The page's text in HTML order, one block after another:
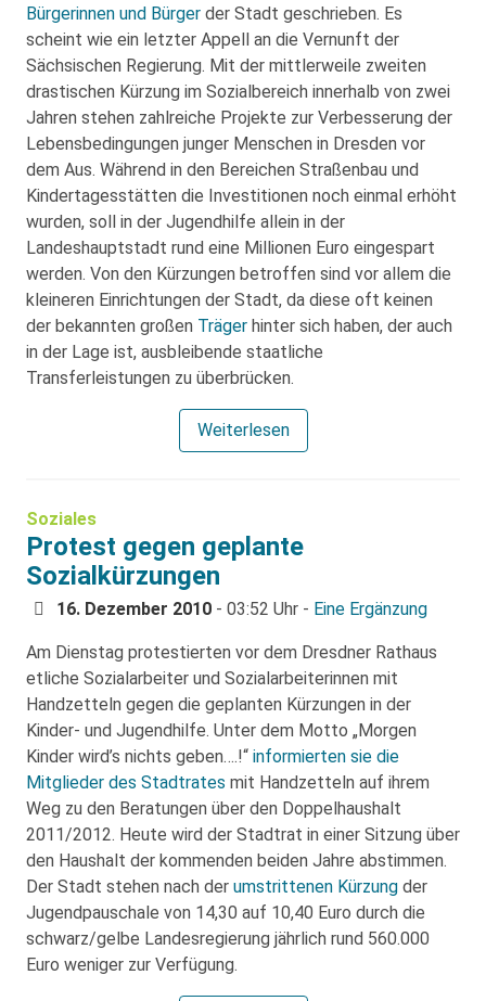
Bürgerinnen und Bürger der Stadt geschrieben. Es
scheint wie ein letzter Appell an die Vernunft der
Sächsischen Regierung. Mit der mittlerweile zweiten
drastischen Kürzung im Sozialbereich innerhalb von zwei
Jahren stehen zahlreiche Projekte zur Verbesserung der
Lebensbedingungen junger Menschen in Dresden vor
dem Aus. Während in den Bereichen Straßenbau und
Kindertagesstätten die Investitionen noch einmal erhöht
wurden, soll in der Jugendhilfe allein in der
Landeshauptstadt rund eine Millionen Euro eingespart
werden. Von den Kürzungen betroffen sind vor allem die
kleineren Einrichtungen der Stadt, da diese oft keinen
der bekannten großen Träger hinter sich haben, der auch
in der Lage ist, ausbleibende staatliche
Transferleistungen zu überbrücken.
Weiterlesen
Soziales
Protest gegen geplante
Sozialkürzungen
16. Dezember 2010 - 03:52 Uhr - Eine Ergänzung
Am Dienstag protestierten vor dem Dresdner Rathaus
etliche Sozialarbeiter und Sozialarbeiterinnen mit
Handzetteln gegen die geplanten Kürzungen in der
Kinder- und Jugendhilfe. Unter dem Motto „Morgen
Kinder wird’s nichts geben….!“ informierten sie die
Mitglieder des Stadtrates mit Handzetteln auf ihrem
Weg zu den Beratungen über den Doppelhaushalt
2011/2012. Heute wird der Stadtrat in einer Sitzung über
den Haushalt der kommenden beiden Jahre abstimmen.
Der Stadt stehen nach der umstrittenen Kürzung der
Jugendpauschale von 14,30 auf 10,40 Euro durch die
schwarz/gelbe Landesregierung jährlich rund 560.000
Euro weniger zur Verfügung.